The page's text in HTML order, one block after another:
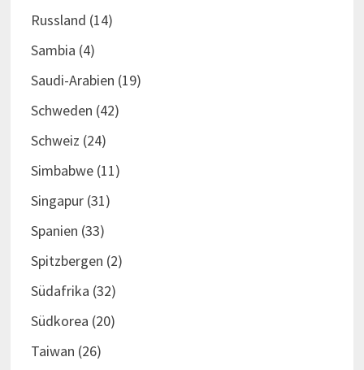
Russland (14)
Sambia (4)
Saudi-Arabien (19)
Schweden (42)
Schweiz (24)
Simbabwe(11)
Singapur(31)
Spanien (33)
Spitzbergen (2)
Südafrika (32)
Südkorea (20)
Taiwan (26)